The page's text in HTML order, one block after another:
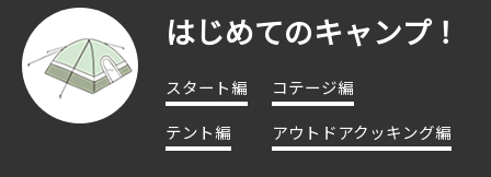
はじめてのキャンプ！
スタート編
コテージ編
テント編
アウトドアクッキング編